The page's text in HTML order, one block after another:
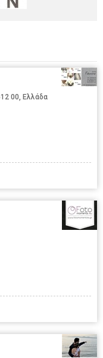
00, Ελλάδα